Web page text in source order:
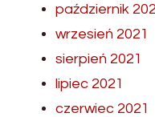
październik
wrzesień 2021
sierpień 2021
lipiec 2021
czerwiec 2021